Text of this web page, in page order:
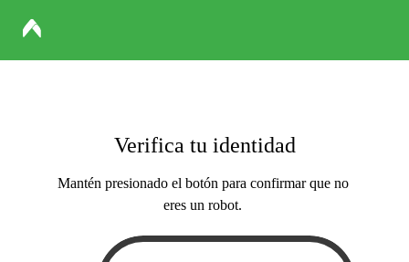
Verifica tu identidad
Mantén presionado el botón para confirmar que no
eres un robot.